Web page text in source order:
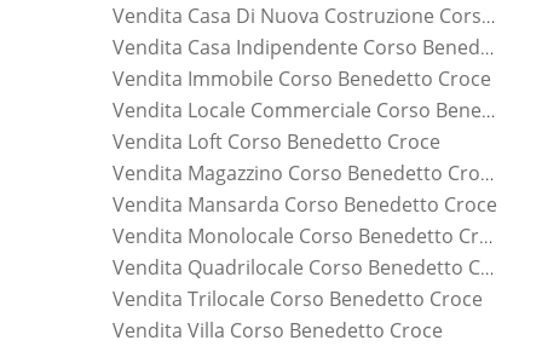
Vendita Casa Di Nuova Costruzione Corso Benedetto Croce
Vendita Casa Indipendente Corso Benedetto Croce
Vendita Immobile Corso Benedetto Croce
Vendita Locale Commerciale Corso Benedetto Croce
Vendita Loft Corso Benedetto Croce
Vendita Magazzino Corso Benedetto Croce
Vendita Mansarda Corso Benedetto Croce
Vendita Monolocale Corso Benedetto Croce
Vendita Quadrilocale Corso Benedetto Croce
Vendita Trilocale Corso Benedetto Croce
Vendita Villa Corso Benedetto Croce